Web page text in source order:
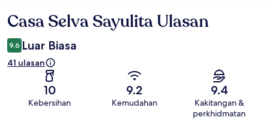
Ulasan
Casa Selva Sayulita Ulasan
9.6 Luar Biasa
41 ulasan
10
Kebersihan
9.2
Kemudahan
9.4
Kakitangan &
perkhidmatan